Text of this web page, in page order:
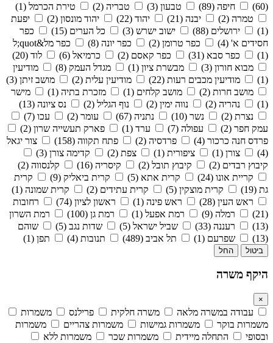
(60)
חיפה (89) טבעון (3) טבריה (2)
טירת הכרמל (1)
טמרה (2)
יבנה (21) יהוד (22) יהוד מונסון (2)
יפעת
(1)
ירושלים (88) ישוב ישרש (3) כל הערים (15)
כפר
חסידים א' (4)
כפר טרומן (2) כפר יונה (8)
כפר מל&quot;ל
(1)
כפר סבא (31) כפר קאסם (2) כרמיאל (6)
לוד (20)
מבוא חורון (3)
מבשרת ציון (1) מגדל העמק (8)
מודיעין
(1)
מודיעין מכבים רעות (22) מודיעין עלית (2)
מושב זיתן (3)
מושב חרות (2)
מושב קלחים (1) מזכרת בתיה (1)
מישר
(1)
נהריה (2) נווה ימין (2) נוף הגליל (2)
נס ציונה (13)
נצרת (2)
נשר (10) נתניה (67) עומר (2)
עכו (7)
עמק חפר (2)
עפולה (7) ערד (1)
פארק תעשייה שרון (2)
פרדס חנה כרכור (4)
פרדסיה (2) פתח תקווה (158)
צור יגאל
(4)
צורן (1) ציפורית (1) צפת (2)
קדימה צורן (3)
קיבוץ רבדים (2)
קיבוץ תובל (2) קיסריה (16)
קלנסווה (2)
קריית אונו (24)
קרית אתא (5) קרית ביאליק (9)
קרית
גת (19)
קרית מוצקין (5) קרית עתידים (2)
קרית שמונה (1)
ראש העין (28)
ראש פינה (1) ראשון לציון (74)
רחובות
(21)
רמלה (9) רמת אפעל (1) רמת גן (100)
רמת השרון
(13)
רעננה (33) שביל ישראל (5) שדות נגב (5)
שוהם
(13)
שפרעם (1) תל אביב (489) תנובות (4) תפן (1)
ביטול החל
היקף משרה
×
עבודה במשרה מלאה משרה חלקית פרילנס
משמרות
משמרות בוקר
משמרות גמישות משמרות צהריים
משמרות
ובסופי
התחלה מיידית משמרות שכר
משמרות ללא